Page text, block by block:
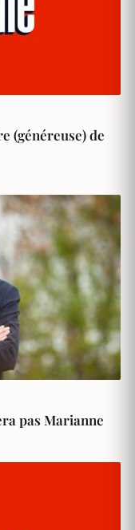
(généreuse) de
pas Marianne